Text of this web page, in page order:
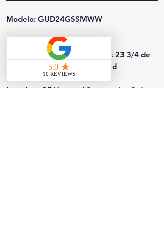
Modelo: GUD24GSSMWW
Dimensiones (Ancho x Alto x
Profundidad): 74 7/8 de alto x 23 3/4 de
ancho x 27 3/8 de profundidad
Lavadora GE Unitized Spacemaker® de